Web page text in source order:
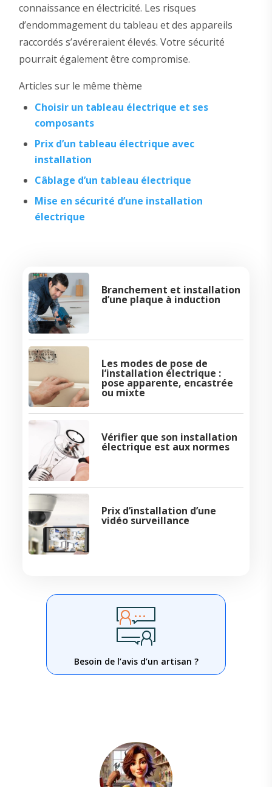
connaissance en électricité. Les risques
d’endommagement du tableau et des appareils
raccordés s’avéreraient élevés. Votre sécurité
pourrait également être compromise.
Articles sur le même thème
Choisir un tableau électrique et ses
composants
Prix d’un tableau électrique avec
installation
Câblage d’un tableau électrique
Mise en sécurité d’une installation
électrique
Branchement et installation
d’une plaque à induction
Les modes de pose de
l’installation électrique :
pose apparente, encastrée
ou mixte
Vérifier que son installation
électrique est aux normes
Prix d’installation d’une
vidéo surveillance
Besoin de l’avis d’un artisan ?